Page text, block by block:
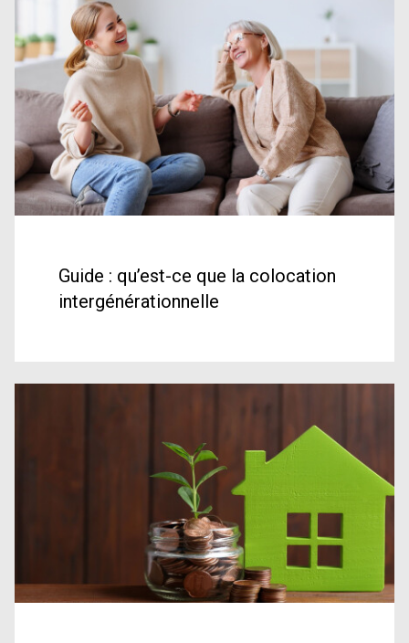
Guide : qu’est-ce que la colocation
intergénérationnelle